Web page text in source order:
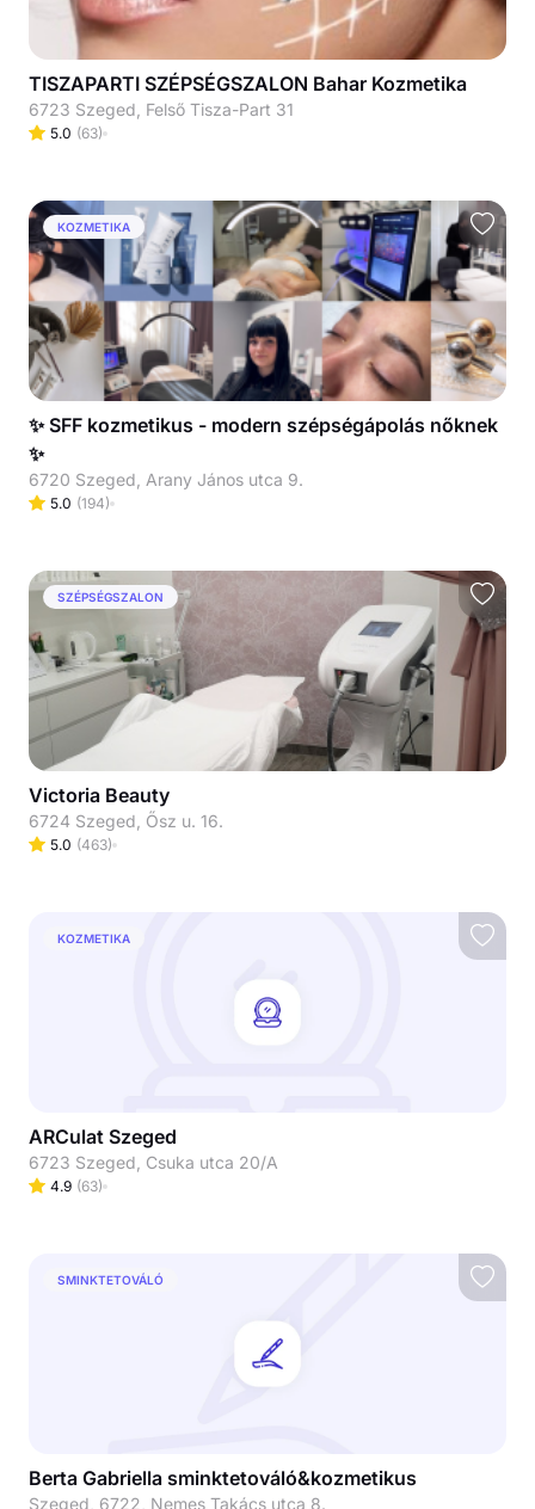
TISZAPARTI SZÉPSÉGSZALON Bahar Kozmetika
6723 Szeged, Felső Tisza-Part 31
5.0 (63)
KOZMETIKA
✨ SFF kozmetikus - modern szépségápolás nőknek
✨
6720 Szeged, Arany János utca 9.
5.0 (194)
SZÉPSÉGSZALON
Victoria Beauty
6724 Szeged, Ősz u. 16.
5.0 (463)
KOZMETIKA
ARCulat Szeged
6723 Szeged, Csuka utca 20/A
4.9 (63)
SMINKTETOVÁLÓ
Berta Gabriella sminktetováló&kozmetikus
Szeged, 6722, Nemes Takács utca 8.